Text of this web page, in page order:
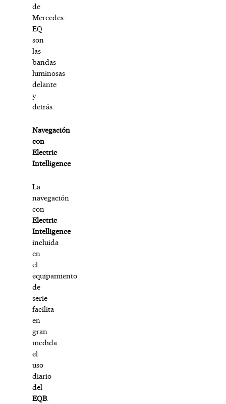
de
Mercedes-
EQ
son
las
bandas
luminosas
delante
y
detrás.
Navegación
con
Electric
Intelligence
La
navegación
con
Electric
Intelligence
incluida
en
el
equipamiento
de
serie
facilita
en
gran
medida
el
uso
diario
del
EQB.